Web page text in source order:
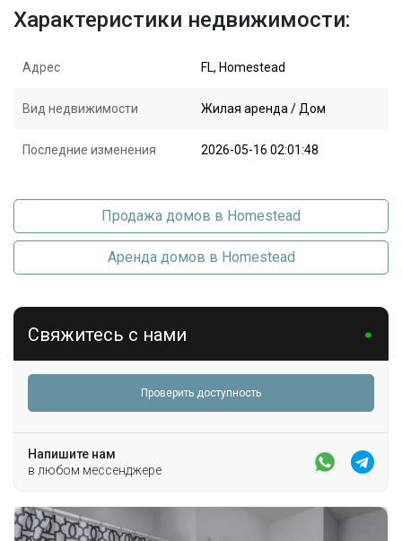
Характеристики недвижимости:
Адрес FL, Homestead
Вид недвижимости Жилая аренда / Дом
Последние изменения 2026-05-16 02:01:48
Продажа домов в Homestead
Аренда домов в Homestead
Свяжитесь с нами
Проверить доступность
Напишите нам
в любом мессенджере